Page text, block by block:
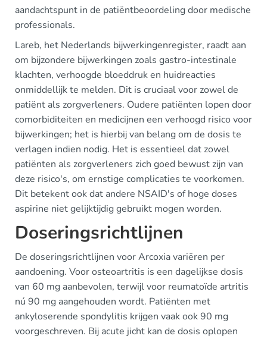
aandachtspunt in de patiëntbeoordeling door medische
professionals.
Lareb, het Nederlands bijwerkingenregister, raadt aan
om bijzondere bijwerkingen zoals gastro-intestinale
klachten, verhoogde bloeddruk en huidreacties
onmiddellijk te melden. Dit is cruciaal voor zowel de
patiënt als zorgverleners. Oudere patiënten lopen door
comorbiditeiten en medicijnen een verhoogd risico voor
bijwerkingen; het is hierbij van belang om de dosis te
verlagen indien nodig. Het is essentieel dat zowel
patiënten als zorgverleners zich goed bewust zijn van
deze risico's, om ernstige complicaties te voorkomen.
Dit betekent ook dat andere NSAID's of hoge doses
aspirine niet gelijktijdig gebruikt mogen worden.
Doseringsrichtlijnen
De doseringsrichtlijnen voor Arcoxia variëren per
aandoening. Voor osteoartritis is een dagelijkse dosis
van 60 mg aanbevolen, terwijl voor reumatoïde artritis
nú 90 mg aangehouden wordt. Patiënten met
ankyloserende spondylitis krijgen vaak ook 90 mg
voorgeschreven. Bij acute jicht kan de dosis oplopen